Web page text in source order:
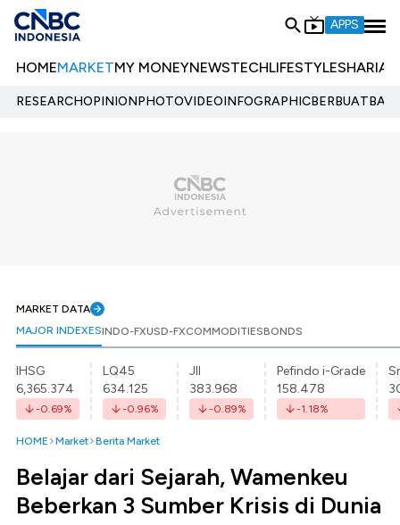
APPS
HOMEMARKETMY MONEYNEWSTECHLIFESTYLESHARIA
RESEARCHOPINIONPHOTOVIDEOINFOGRAPHIC
MARKET DATA
MAJOR INDEXESINDO-FXUSD-FXCOMMODITIESBONDS
IHSG
6,365.374
-0.69%
LQ45
634.125
-0.96%
JII
383.968
-0.89%
Pefindo i-Grade
158.478
-1.18%
HOME Market Berita Market
Belajar dari Sejarah, Wamenkeu
Beberkan 3 Sumber Krisis di Dunia